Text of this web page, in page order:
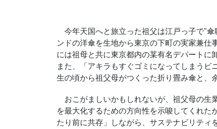
今年天国へと旅立った祖父は江戸っ子で"傘
ンドの洋傘を生地から東京の下町の実家兼
には祖母と共に東京都内の某有名デパートに
また、「アキラもすぐゴミになってしまう
生の頃から祖父母がつくった折り畳み傘と、
おこがましいかもしれないが、祖父母の生
を最大化するための方向性を示唆してくれ
たり前に共存」しながら、サステナビリティ